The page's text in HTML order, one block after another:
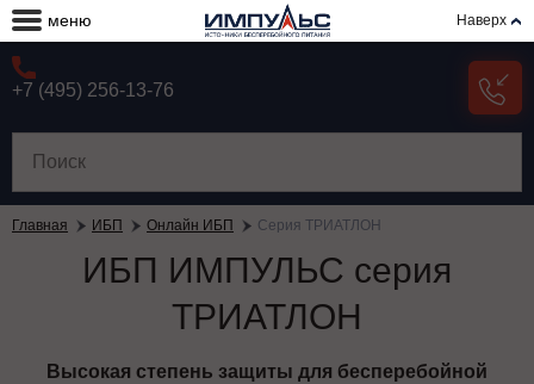
меню Наверх
+7 (495) 256-13-76
Главная ИБП Онлайн ИБП Серия ТРИАТЛОН
ИБП ИМПУЛЬС серия
ТРИАТЛОН
Высокая степень защиты для бесперебойной